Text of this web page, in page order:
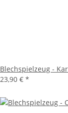
Blechspielzeug -
23,90 € *